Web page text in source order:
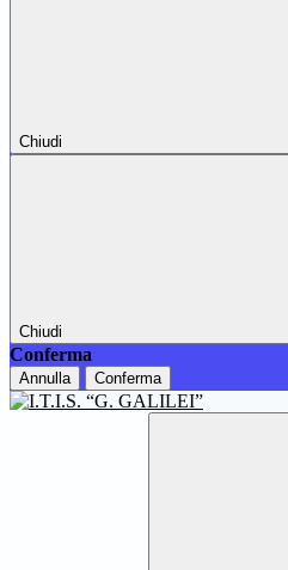
Chiudi
Chiudi
Conferma
Annulla Conferma